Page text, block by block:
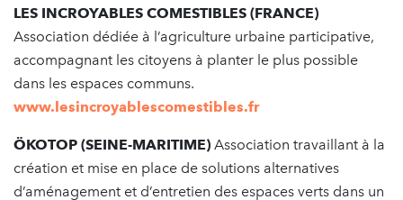
LES INCROYABLES COMESTIBLES (FRANCE)
Association dédiée à l’agriculture urbaine participative,
accompagnant les citoyens à planter le plus possible
dans les espaces communs.
www.lesincroyablescomestibles.fr
ÖKOTOP (SEINE-MARITIME) Association travaillant à la
création et mise en place de solutions alternatives
d’aménagement et d’entretien des espaces verts dans un